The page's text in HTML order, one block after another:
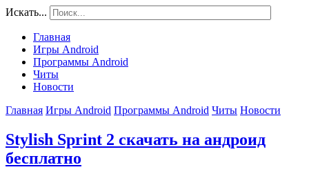
Искать...
Главная
Игры Android
Программы Android
Читы
Новости
Главная Игры Android Программы Android Читы Новости
Stylish Sprint 2 скачать на андроид
бесплатно